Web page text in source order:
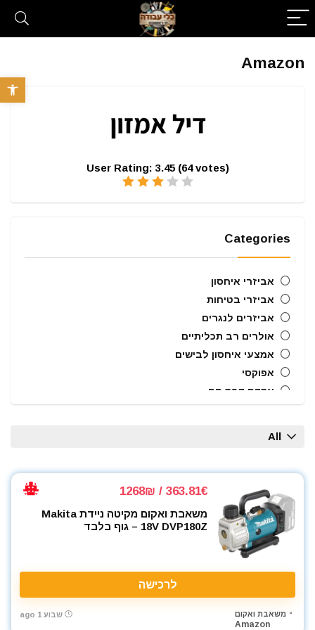
פתח
Amazon
User Rating: 3.45 (64votes)
Categories
אביזרי איחסון
אביזרי בטיחות
אביזרים לנגרים
אולרים רב תכליתיים
אמצעי איחסון לבישים
אפוקסי
אקדח דבק חם
אקדח ניטים
אקדח סיכות ידני
אקדח סיליקון חשמלי
אקדח סיליקון ידני
אקדחי חום
אקדחי סיליקון ונקניקים
All
363.81€ / 1268₪
משאבת ואקום מקיטה ניידת Makita
18V DVP180Z – גוף בלבד
לרכישה
משאבת ואקום
Amazon
שבוע 1 ago